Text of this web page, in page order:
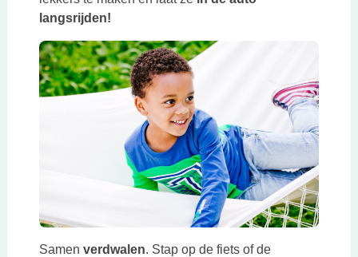
langsrijden!
Samen verdwalen. Stap op de fiets of de